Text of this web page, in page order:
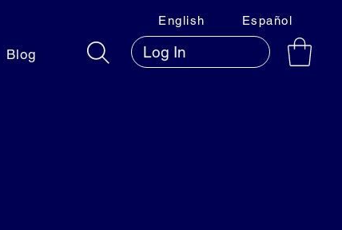
Blog
English Español
Log In